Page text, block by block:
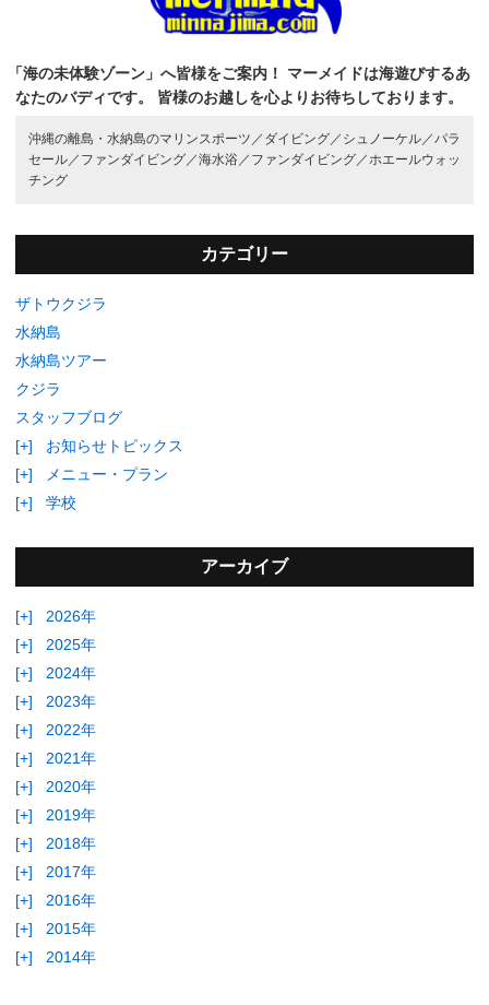
「海の未体験ゾーン」へ皆様をご案内！
マーメイドは海遊びするあ
なたのバディです。
皆様のお越しを心よりお待ちしております。
沖縄の離島・水納島のマリンスポーツ／ ダイビング／ シュノーケル／パラ
セール／ ファンダイビング／海水浴／ ファンダイビング／ホエールウォッ
チング
カテゴリー
ザトウクジラ
水納島
水納島ツアー
クジラ
スタッフブログ
[+]
お知らせトピックス
[+]
メニュー・プラン
[+]
学校
アーカイブ
[+]
2026年
[+]
2025年
[+]
2024年
[+]
2023年
[+]
2022年
[+]
2021年
[+]
2020年
[+]
2019年
[+]
2018年
[+]
2017年
[+]
2016年
[+]
2015年
[+]
2014年